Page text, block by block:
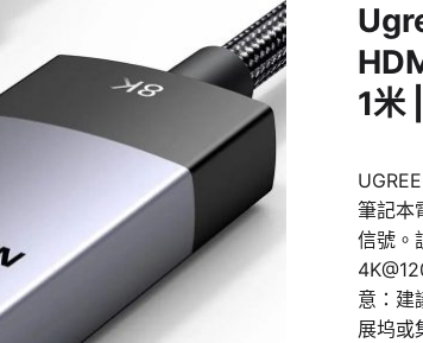
1米
筆記本
信號。
意：建
展坞或